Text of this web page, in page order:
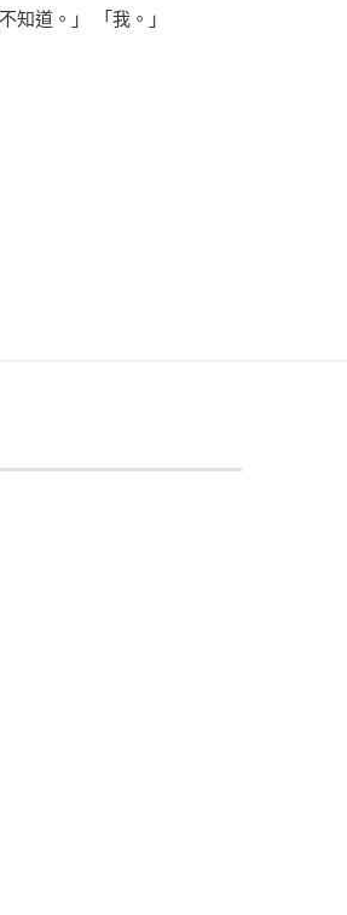
知道。」 「我。」